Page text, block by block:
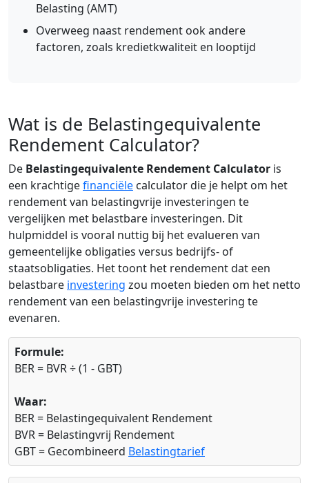
Belasting (AMT)
Overweeg naast rendement ook andere
factoren, zoals kredietkwaliteit en looptijd
Wat is de Belastingequivalente
Rendement Calculator?
De Belastingequivalente Rendement Calculator is
een krachtigefinanciële calculator die je helpt om het
rendement van belastingvrije investeringen te
vergelijken met belastbare investeringen. Dit
hulpmiddel is vooral nuttig bij het evalueren van
gemeentelijke obligaties versus bedrijfs- of
staatsobligaties. Het toont het rendement dat een
belastbare investering zou moeten bieden om het netto
rendement van een belastingvrije investering te
evenaren.
Formule:
BER = BVR ÷ (1 - GBT)
Waar:
BER = Belastingequivalent Rendement
BVR = Belastingvrij Rendement
GBT = Gecombineerd Belastingtarief